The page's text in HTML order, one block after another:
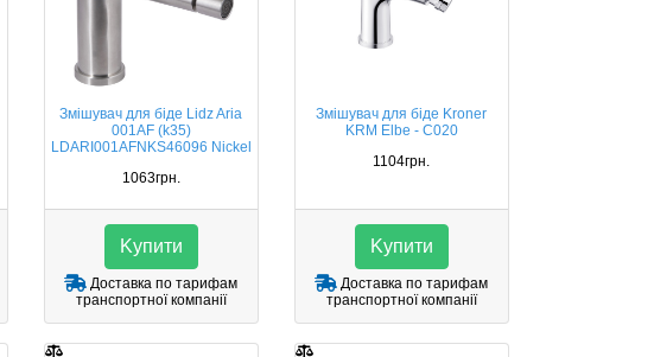
Змішувач для біде Lidz Aria
001AF (k35)
LDARI001AFNKS46096 Nickel
1063грн.
Kупити
Доставка по тарифам
транспортної компанії
Змішувач для біде Kroner
KRM Elbe - C020
1104грн.
Kупити
Доставка по тарифам
транспортної компанії